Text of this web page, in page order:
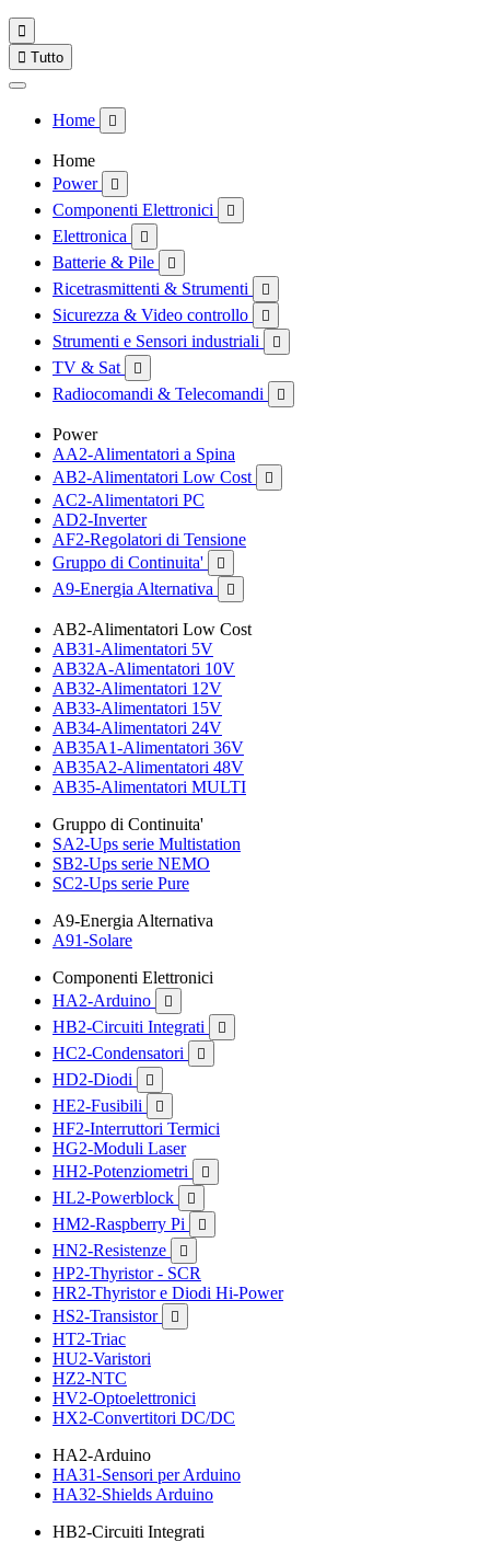

 Tutto
Home 
Home
Power

Componenti Elettronici 
Elettronica 
Batterie & Pile 
Ricetrasmittenti & Strumenti 
Sicurezza & Video controllo 
Strumenti e Sensori industriali 
TV & Sat 
Radiocomandi & Telecomandi 
Power
AA2-Alimentatori a Spina
AB2-Alimentatori Low Cost

AC2-Alimentatori PC
AD2-Inverter
AF2-Regolatori di Tensione
Gruppo di Continuita'

A9-Energia Alternativa 
AB2-Alimentatori Low Cost
AB31-Alimentatori 5V
AB32A-Alimentatori 10V
AB32-Alimentatori 12V
AB33-Alimentatori 15V
AB34-Alimentatori 24V
AB35A1-Alimentatori 36V
AB35A2-Alimentatori 48V
AB35-Alimentatori MULTI
Gruppo di Continuita'
SA2-Ups serie Multistation
SB2-Ups serie NEMO
SC2-Ups serie Pure
A9-Energia Alternativa
A91-Solare
Componenti Elettronici
HA2-Arduino

HB2-Circuiti Integrati 
HC2-Condensatori 
HD2-Diodi 
HE2-Fusibili 
HF2-Interruttori Termici
HG2-Moduli Laser
HH2-Potenziometri

HL2-Powerblock 
HM2-Raspberry Pi 
HN2-Resistenze 
HP2-Thyristor - SCR
HR2-Thyristor e Diodi Hi-Power
HS2-Transistor

HT2-Triac
HU2-Varistori
HZ2-NTC
HV2-Optoelettronici
HX2-Convertitori DC/DC
HA2-Arduino
HA31-Sensori per Arduino
HA32-Shields Arduino
HB2-Circuiti Integrati